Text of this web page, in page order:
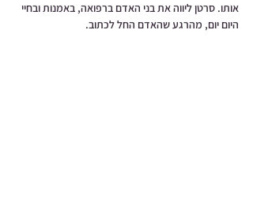
אותו. סרטן ליווה את בני האדם ברפואה, באמנות ובחיי
היום יום, מהרגע שהאדם החל לכתוב.